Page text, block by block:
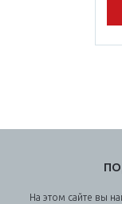
На этом сайте вы